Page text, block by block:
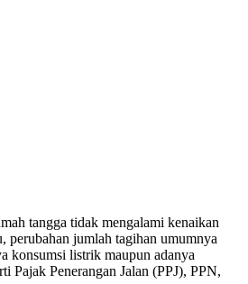
tangga tidak mengalami kenaikan
perubahan jumlah tagihan umumnya
konsumsi listrik maupun adanya
Pajak Penerangan Jalan (PPJ), PPN,